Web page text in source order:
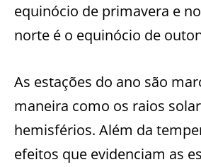
equinócio de primavera e
norte é o equinócio de
As estações do ano são
maneira como os raios
hemisférios. Além da
efeitos que evidenciam as